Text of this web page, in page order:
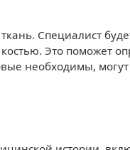
Специалист
Это поможет
необходимы, могут